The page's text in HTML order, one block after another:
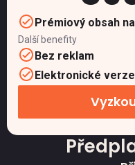
Prémiový obsah na
Další benefity
Bez reklam
Elektronické